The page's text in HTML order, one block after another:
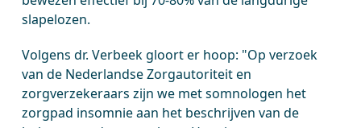
slapelozen.
Volgens dr. Verbeek gloort er hoop: "Op verzoek
van de Nederlandse Zorgautoriteit en
zorgverzekeraars zijn we met somnologen het
zorgpad insomnie aan het beschrijven van de